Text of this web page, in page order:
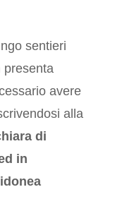
sentieri
presenta
avere
alla
di
in